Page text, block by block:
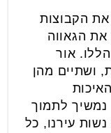
הקבוצות
את הגאווה
אור
ושתיים מהן
נמשיך לתמוך
עירנו, כל